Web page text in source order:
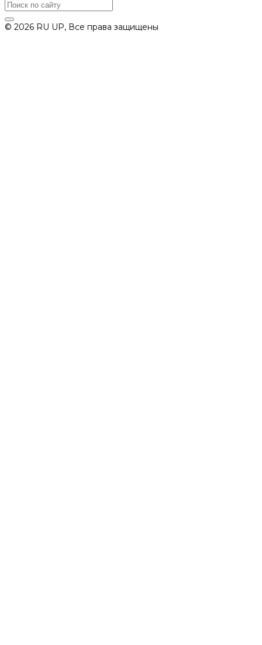
© 2026 RU UP, Все права защищены